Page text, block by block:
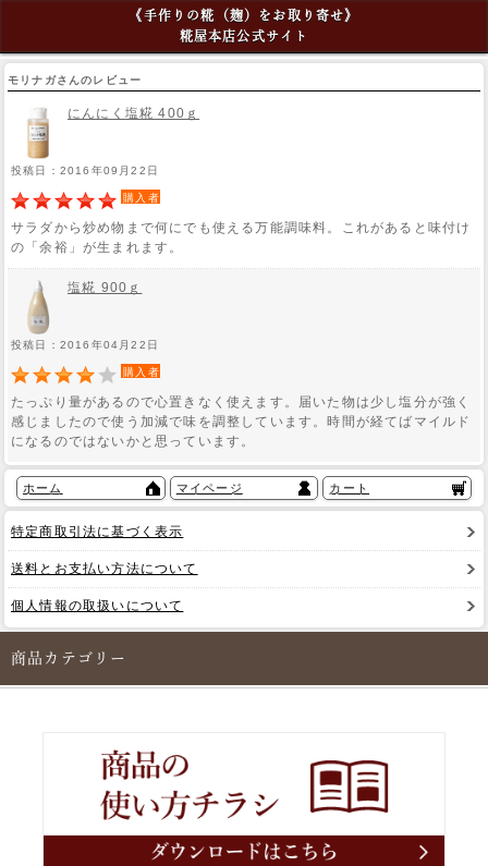
《手作りの糀（麹）をお取り寄せ》
糀屋本店公式サイト
モリナガさんのレビュー
にんにく塩糀 400ｇ
投稿日：2016年09月22日
購入者
サラダから炒め物まで何にでも使える万能調味料。これがあると味付け
の「余裕」が生まれます。
塩糀 900ｇ
投稿日：2016年04月22日
購入者
たっぷり量があるので心置きなく使えます。届いた物は少し塩分が強く
感じましたので使う加減で味を調整しています。時間が経てばマイルド
になるのではないかと思っています。
ホーム マイページ カート
特定商取引法に基づく表示
送料とお支払い方法について
個人情報の取扱いについて
商品カテゴリー